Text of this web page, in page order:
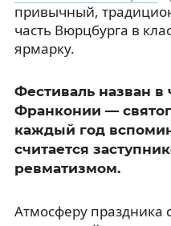
привычный,
часть Вюрцбурга в
ярмарку.
Фестиваль назван в
Франконии —
каждый год
считается
ревматизмом.
Атмосферу праздника